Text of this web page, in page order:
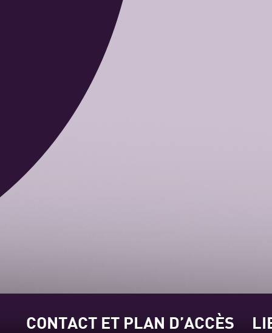
CONTACT ET PLAN D’ACCÈS